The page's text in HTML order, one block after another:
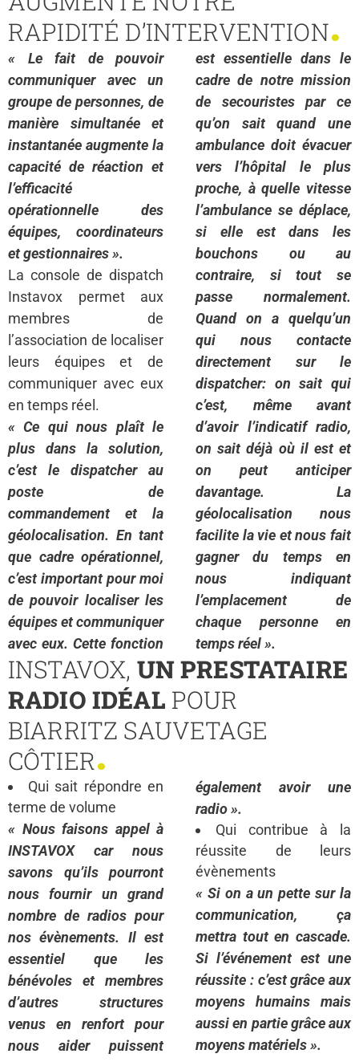
RAPIDITÉ D’INTERVENTION.
« Le fait de pouvoir
communiquer avec un
groupe de personnes, de
manière simultanée et
instantanée augmente la
capacité de réaction et
l’efficacité
opérationnelle des
équipes, coordinateurs
et gestionnaires ».
La console de dispatch
Instavox permet aux
membres de
l’association de localiser
leurs équipes et de
communiquer avec eux
en temps réel.
« Ce qui nous plaît le
plus dans la solution,
c’est le dispatcher au
poste de
commandement et la
géolocalisation. En tant
que cadre opérationnel,
c’est important pour moi
de pouvoir localiser les
équipes et communiquer
avec eux. Cette fonction
est essentielle dans le
cadre de notre mission
de secouristes par ce
qu’on sait quand une
ambulance doit évacuer
vers l’hôpital le plus
proche, à quelle vitesse
l’ambulance se déplace,
si elle est dans les
bouchons ou au
contraire, si tout se
passe normalement.
Quand on a quelqu’un
qui nous contacte
directement sur le
dispatcher: on sait qui
c’est, même avant
d’avoir l’indicatif radio,
on sait déjà où il est et
on peut anticiper
davantage. La
géolocalisation nous
facilite la vie et nous fait
gagner du temps en
nous indiquant
l’emplacement de
chaque personne en
temps réel ».
INSTAVOX, UN PRESTATAIRE
RADIO IDÉAL POUR
BIARRITZ SAUVETAGE
CÔTIER.
Qui sait répondre en
terme de volume
« Nous faisons appel à
INSTAVOX car nous
savons qu’ils pourront
nous fournir un grand
nombre de radios pour
nos évènements. Il est
essentiel que les
bénévoles et membres
d’autres structures
venus en renfort pour
nous aider puissent
également avoir une
radio ».
Qui contribue à la
réussite de leurs
évènements
« Si on a un pette sur la
communication, ça
mettra tout en cascade.
Si l’événement est une
réussite : c’est grâce aux
moyens humains mais
aussi en partie grâce aux
moyens matériels ».